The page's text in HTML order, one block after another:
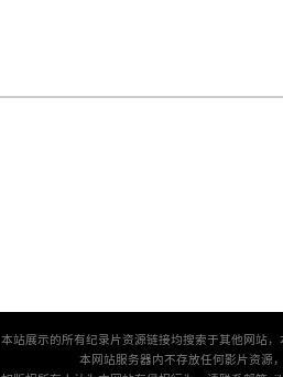
本站展示的所有纪录片资源链接均搜索于其他网站
本网站服务器内不存放任何影片资源